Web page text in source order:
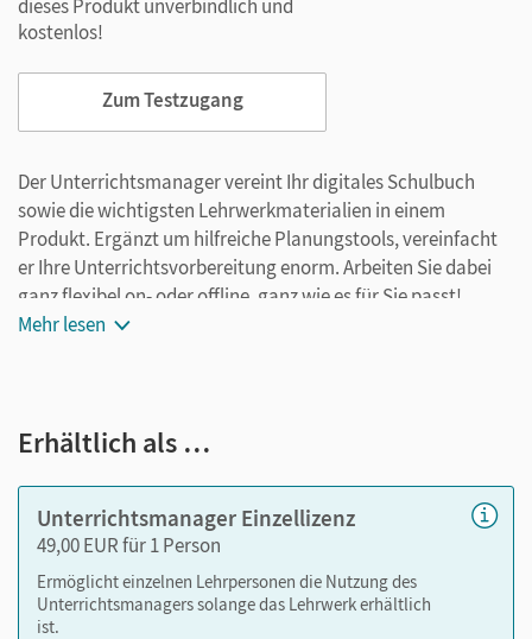
dieses Produkt unverbindlich und
kostenlos!
Zum Testzugang
Der Unterrichtsmanager vereint Ihr digitales Schulbuch
sowie die wichtigsten Lehrwerkmaterialien in einem
Produkt. Ergänzt um hilfreiche Planungstools, vereinfacht
er Ihre Unterrichtsvorbereitung enorm. Arbeiten Sie dabei
ganz flexibel on- oder offline, ganz wie es für Sie passt!
Ihr Unterrichtsmanager enthält:
Schulbuch Lehrkräftefassung als E-Book
Arbeitsheft mit Audios, Audio-Transkripten und
Alle Audios und Videos der CD und DVD mit
Transkripten
Mehr lesen
Erhältlich als …
Unterrichtsmanager Einzellizenz
49,00 EUR für 1 Person
Ermöglicht einzelnen Lehrpersonen die Nutzung des
Unterrichtsmanagers solange das Lehrwerk erhältlich
ist.